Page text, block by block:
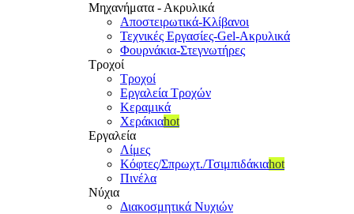
Μηχανήματα - Ακρυλικά
Αποστειρωτικά-Κλίβανοι
Τεχνικές Εργασίες-Gel-Ακρυλικά
Φουρνάκια-Στεγνωτήρες
Τροχοί
Τροχοί
Εργαλεία Τροχών
Κεραμικά
Χεράκιαhot
Εργαλεία
Λίμες
Κόφτες/Σπρωχτ./Τσιμπιδάκιαhot
Πινέλα
Νύχια
Διακοσμητικά Νυχιών